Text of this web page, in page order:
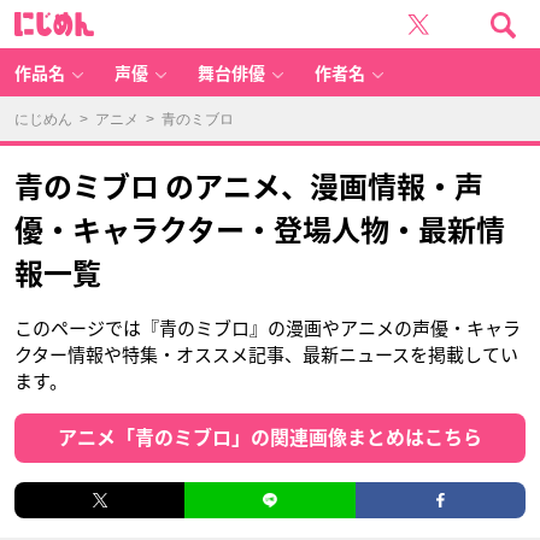
作品名 声優 舞台俳優 作者名
にじめん > アニメ > 青のミブロ
青のミブロ のアニメ、漫画情報・声
優・キャラクター・登場人物・最新情
報一覧
このページでは『青のミブロ』の漫画やアニメの声優・キャラ
クター情報や特集・オススメ記事、最新ニュースを掲載してい
ます。
アニメ「青のミブロ」の関連画像まとめはこちら